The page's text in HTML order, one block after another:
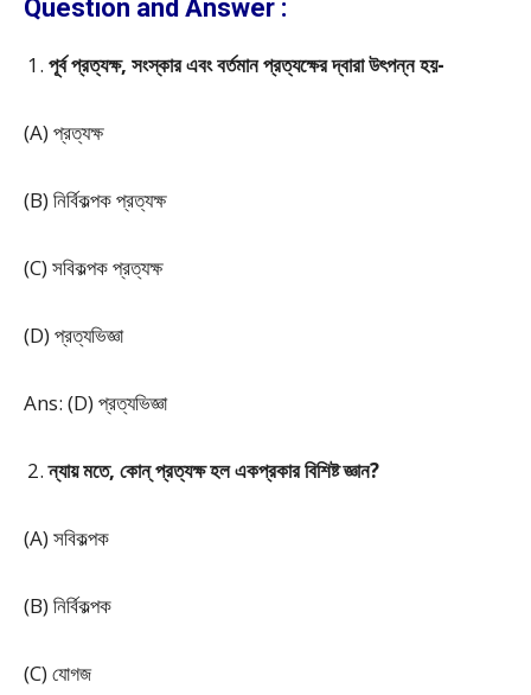
Question and Answer :
পূর্ব প্রত্যক্ষ, সংস্কার এবং বর্তমান প্রত্যক্ষের দ্বারা উৎপন্ন হয়-
(A) প্রত্যক্ষ
(B) নির্বিকল্পক প্রত্যক্ষ
(C) সবিকল্পক প্রত্যক্ষ
(D) প্রত্যভিজ্ঞা
Ans: (D) প্রত্যভিজ্ঞা
ন্যায় মতে, কোন্ প্রত্যক্ষ হল একপ্রকার বিশিষ্ট জ্ঞান?
(A) সবিকল্পক
(B) নির্বিকল্পক
(C) যোগজ